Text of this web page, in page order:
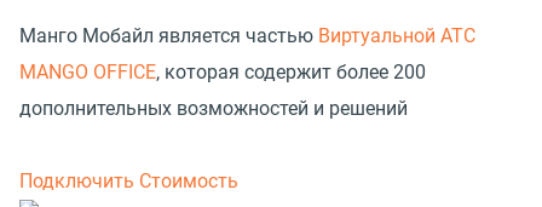
Манго Мобайл является частью Виртуальной АТС
MANGO OFFICE, которая содержит более 200
дополнительных возможностей и решений
Подключить Стоимость